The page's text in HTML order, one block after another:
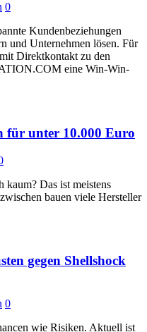
0
Kundenbeziehungen
und Unternehmen lösen. Für
Direktkontakt zu den
eine Win-Win-
für unter 10.000 Euro
kaum? Das ist meistens
bauen viele Hersteller
gegen Shellshock
0
wie Risiken. Aktuell ist